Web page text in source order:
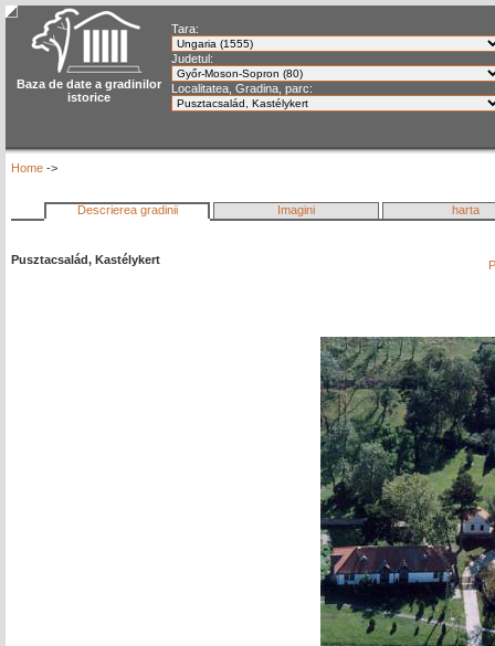
Baza de date a gradinilor
istorice
Tara:
Judetul:
Localitatea, Gradina, parc:
Home ->
Descrierea gradinii Imagini harta
Pusztacsalád, Kastélykert